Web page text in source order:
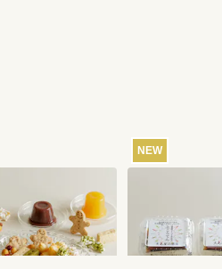
かせおやつ定期
期宅配]
1,980円
NEW